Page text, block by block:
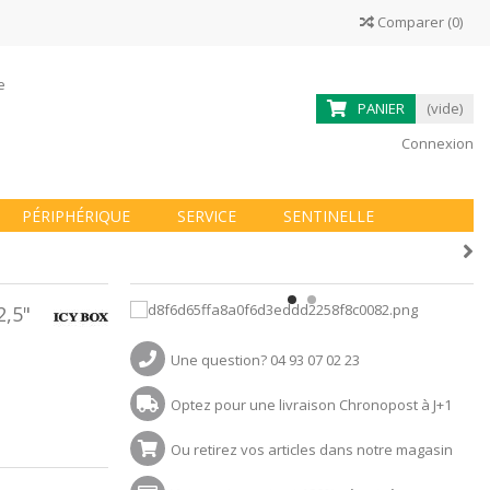
Comparer (0)
PANIER
(vide)
Connexion
PÉRIPHÉRIQUE SERVICE SENTINELLE
Une question? 04 93 07 02 23
Optez pour une livraison Chronopost à J+1
Ou retirez vos articles dans notre magasin